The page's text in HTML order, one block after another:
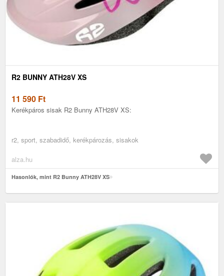
R2 BUNNY ATH28V XS
11 590 Ft
Kerékpáros sisak R2 Bunny ATH28V XS:
r2, sport, szabadidő, kerékpározás, sisakok
alza.hu
Hasonlók, mint R2 Bunny ATH28V XS